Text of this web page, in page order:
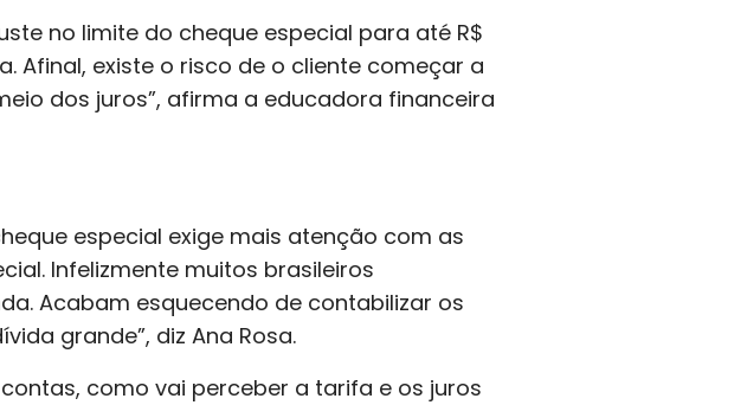
no limite do cheque especial para até R$
Afinal, existe o risco de o cliente começar a
dos juros”, afirma a educadora financeira
especial exige mais atenção com as
Infelizmente muitos brasileiros
Acabam esquecendo de contabilizar os
grande”, diz Ana Rosa.
como vai perceber a tarifa e os juros